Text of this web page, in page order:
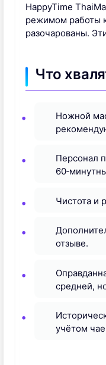
HappyTime
режимом работы
разочарованы.
Что
Ножной
Персонал
Чистота и
отзыве.
средней,
учётом